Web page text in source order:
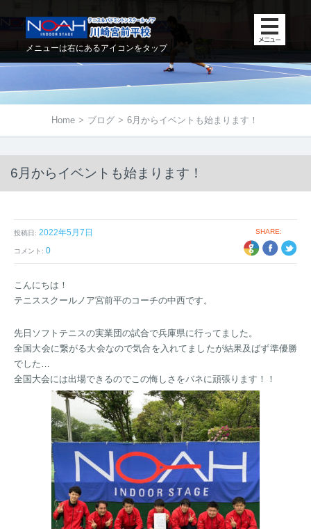
メニューは右にあるアイコンをタップ
Home > ブログ > 6月からイベントも始まります！
6月からイベントも始まります！
SHARE:
TWITTER
投稿日: 2022年5月7日
コメント: 0
こんにちは！
テニススクールノア宮前平のコーチの中西です。
先日ソフトテニスの実業団の試合で兵庫県に行ってました。
全国大会に繋がる大会なので気合を入れてましたが結果及ばず準優勝
でした…
全国大会には出場できるのでこの悔しさをバネに頑張ります！！